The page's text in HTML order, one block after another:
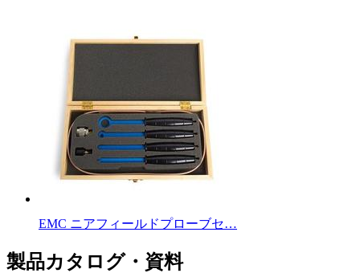
EMC ニアフィールドプローブセ…
製品カタログ・資料